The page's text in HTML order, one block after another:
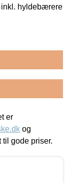
inkl. hyldebærere
er
og
til gode priser.